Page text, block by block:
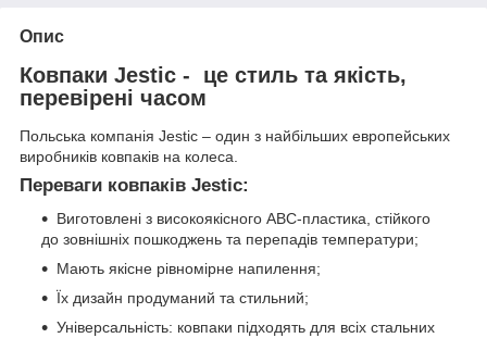
Опис
Ковпаки Jestic - це стиль та якість,
перевірені часом
Польська компанія Jestic – один з найбільших европейських
виробників ковпаків на колеса.
Переваги ковпаків Jestic:
Виготовлені з високоякісного АВС-пластика, стійкого
до зовнішніх пошкоджень та перепадів температури;
Мають якісне рівномірне напилення;
Їх дизайн продуманий та стильний;
Універсальність: ковпаки підходять для всіх стальних